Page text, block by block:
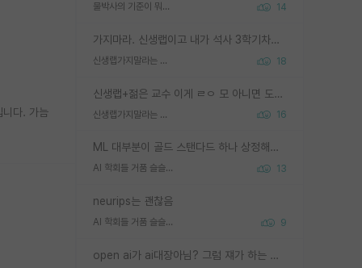
물박사의 기준이 뭐임? 14
가지마라. 신생랩이고 내가 석사 3학기차인데 최고참인데 나도 아무것도 모르는데 교수가 후배들 왜 논문 교육 안시키냐. 논문 왜 안 써오냐 닦달한다
신생랩가지말라는 이유가 있었구나 18
신생랩+젊은 교수 이게 ㄹㅇ 모 아니면 도인듯.
신생랩가지말라는 이유가 있었구나 16
ML 대부분이 골드 스탠다드 하나 상정해놓고 (벤치마크 데이터셋이 여러 개면 여러 개 상정) 그거 얼마나 잘 맞추나 싸움임 가끔 번뜩이는 설계 철학을 보여주는 논문들도 있지만 대부분 그거 성적 얼마나 더 올리느라에 혈안이 되어 있는 측면이 잇음
AI 학회들 거품 슬슬 지적이 나오네요 13
neurips는 괜찮음
AI 학회들 거품 슬슬 지적이 나오네요 9
open ai가 ai대장아님? 그럼 쟤가 하는 말이 다 맞겠네
니다. 가늠